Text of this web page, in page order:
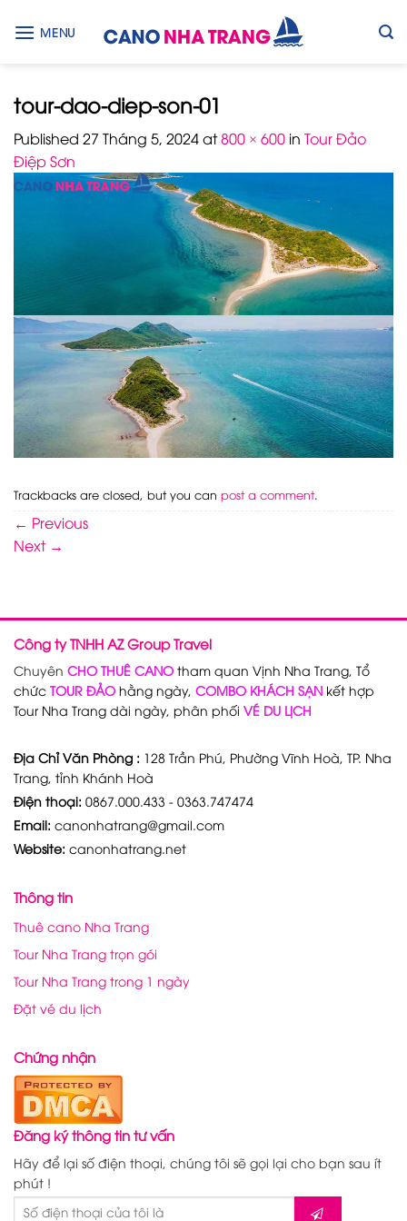
MENU
tour-dao-diep-son-01
Published 27 Tháng 5, 2024at800 × 600 in Tour Đảo
Điệp Sơn
Trackbacks are closed, but you can post a comment.
← Previous
Next →
Công ty TNHH AZ Group Travel
Chuyên CHO THUÊ CANO tham quan Vịnh Nha Trang, Tổ
chức TOUR ĐẢO hằng ngày, COMBO KHÁCH SẠN kết hợp
Tour Nha Trang dài ngày, phân phối VÉ DU LỊCH
Địa Chỉ Văn Phòng : 128 Trần Phú, Phường Vĩnh Hoà, TP. Nha
Trang, tỉnh Khánh Hoà
Điện thoại: 0867.000.433 - 0363.747474
Email: canonhatrang@gmail.com
Website: canonhatrang.net
Thông tin
Thuê cano Nha Trang
Tour Nha Trang trọn gói
Tour Nha Trang trong 1 ngày
Đặt vé du lịch
Chứng nhận
Đăng ký thông tin tư vấn
Hãy để lại số điện thoại, chúng tôi sẽ gọi lại cho bạn sau ít
phút !